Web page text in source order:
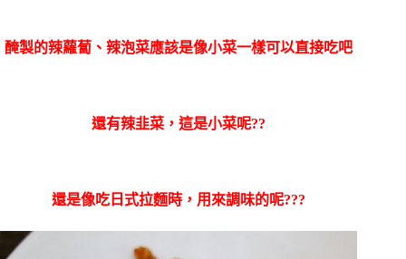
醃製的辣蘿蔔、辣泡菜應該是像小菜一樣可以直接吃吧
還有辣韭菜，這是小菜呢??
還是像吃日式拉麵時，用來調味的呢???